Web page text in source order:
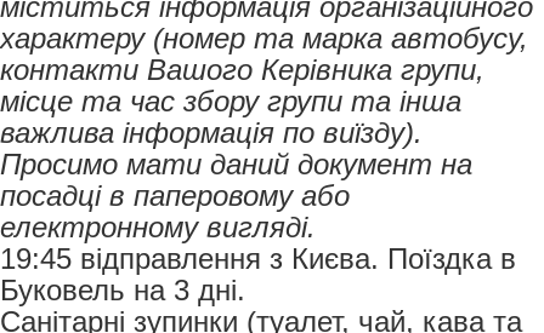
міститься інформація організаційного
характеру (номер та марка автобусу,
контакти Вашого Керівника групи,
місце та час збору групи та інша
важлива інформація по виїзду).
Просимо мати даний документ на
посадці в паперовому або
електронному вигляді.
19:45 відправлення з Києва. Поїздка в
Буковель на 3 дні.
Санітарні зупинки (туалет, чай, кава та